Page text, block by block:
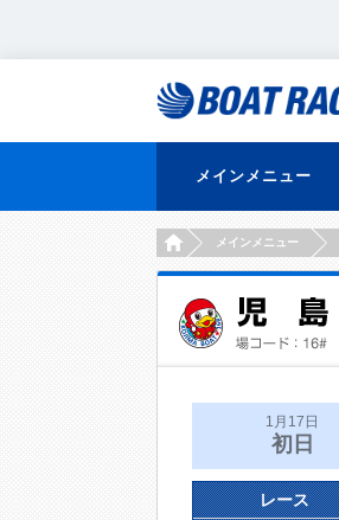
メインメニュー
HOMEメインメニュー
1月17日
初日
レース